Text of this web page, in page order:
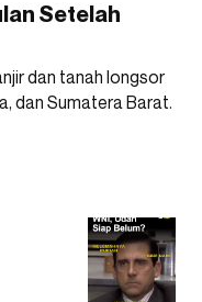
Setelah
dan tanah longsor
dan Sumatera Barat.